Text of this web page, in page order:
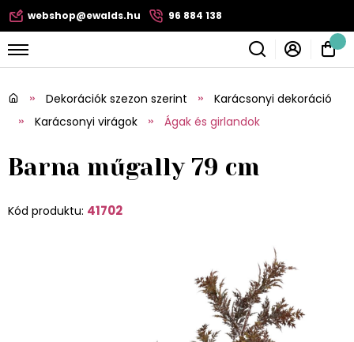
webshop@ewalds.hu 96 884 138
Dekorációk szezon szerint
Karácsonyi dekoráció
Karácsonyi virágok
Ágak és girlandok
Barna műgally 79 cm
Kód produktu: 41702